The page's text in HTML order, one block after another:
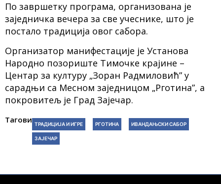
По завршетку програма, организована је
заједничка вечера за све учеснике, што је
постало традиција овог сабора.
Организатор манифестације је Установа
Народно позориште Тимочке крајине –
Центар за културу „Зоран Радмиловић” у
сарадњи са Месном заједницом „Рготина”, а
покровитељ је Град Зајечар.
Тагови:ТРАДИЦИЈА И ИГРЕ РГОТИНА ИВАНДАЊСКИ САБОР
ЗАЈЕЧАР